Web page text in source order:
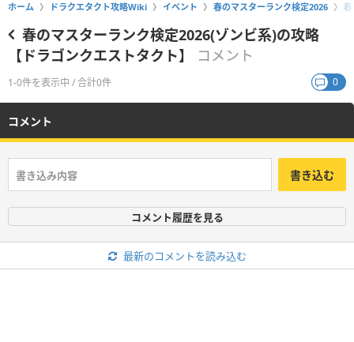
ホーム ドラクエタクト攻略Wiki イベント 春のマスターランク検定2026
春のマスターランク検定2026(ゾンビ系)の攻略
【ドラゴンクエストタクト】
コメント
1-0件を表示中 / 合計0件 0
コメント
書き込む
コメント履歴を見る
最新のコメントを読み込む